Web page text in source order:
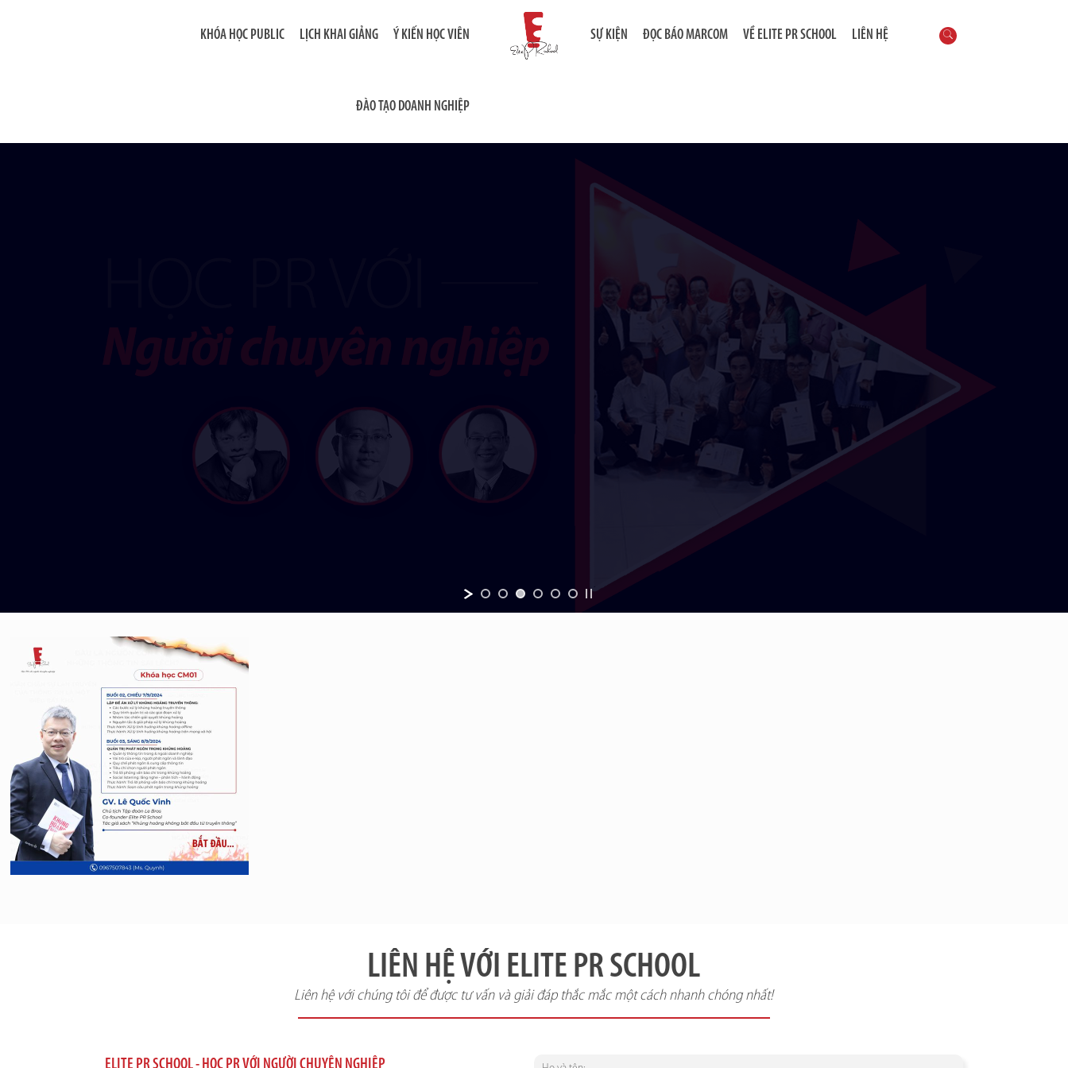
KHÓA HỌC PUBLIC LỊCH KHAI GIẢNG Ý KIẾN HỌC VIÊN
ĐÀO TẠO DOANH NGHIỆP
SỰ KIỆN ĐỌC BÁO MARCOM VỀ ELITE PR SCHOOL LIÊN HỆ
LIÊN HỆ VỚI ELITE PR SCHOOL
Liên hệ với chúng tôi để được tư vấn và giải đáp thắc mắc một cách nhanh chóng nhất!
ELITE PR SCHOOL - HỌC PR VỚI NGƯỜI CHUYÊN NGHIỆP